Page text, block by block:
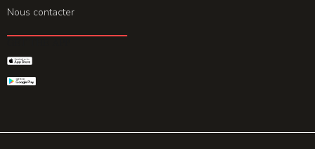
Nous contacter